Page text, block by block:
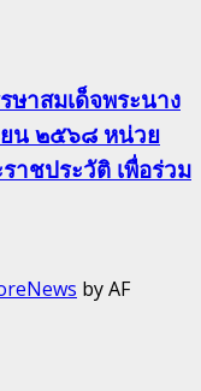
ษาสมเด็จพระนาง
ยน ๒๕๖๘ หน่วย
าชประวัติ เพื่อร่วม
by AF